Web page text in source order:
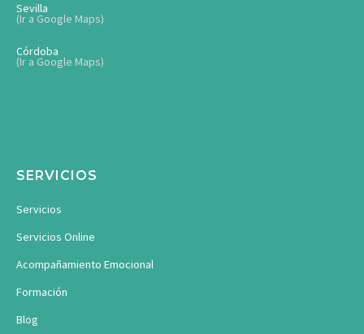
Sevilla
(Ir a Google Maps)
Córdoba
(Ir a Google Maps)
SERVICIOS
Servicios
Servicios Online
Acompañamiento Emocional
Formación
Blog